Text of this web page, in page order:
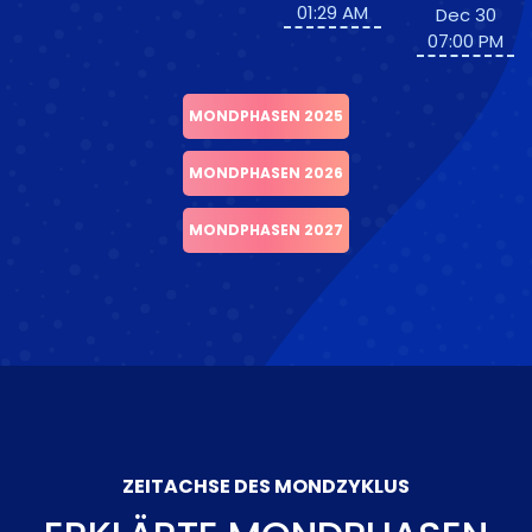
01:29 AM
Dec 30
07:00 PM
MONDPHASEN 2025
MONDPHASEN 2026
MONDPHASEN 2027
ZEITACHSE DES MONDZYKLUS